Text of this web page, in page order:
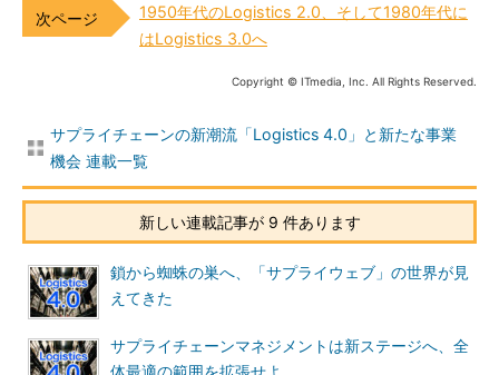
1950年代のLogistics 2.0、そして1980年代に
はLogistics 3.0へ
Copyright © ITmedia, Inc. All Rights Reserved.
サプライチェーンの新潮流「Logistics 4.0」と新たな事業
機会 連載一覧
新しい連載記事が 9 件あります
鎖から蜘蛛の巣へ、「サプライウェブ」の世界が見
えてきた
サプライチェーンマネジメントは新ステージへ、全